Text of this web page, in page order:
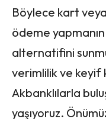
Böylece kart
ödeme
alternatifini
verimlilik ve keyif
Akbanklılarla
yaşıyoruz.